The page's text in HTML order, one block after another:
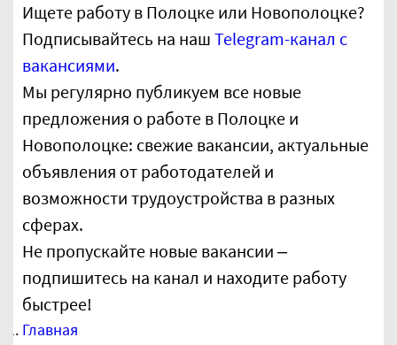
Ищете работу в Полоцке или Новополоцке?
Подписывайтесь на наш Telegram-канал с
вакансиями.
Мы регулярно публикуем все новые
предложения о работе в Полоцке и
Новополоцке: свежие вакансии, актуальные
объявления от работодателей и
возможности трудоустройства в разных
сферах.
Не пропускайте новые вакансии –
подпишитесь на канал и находите работу
быстрее!
Главная